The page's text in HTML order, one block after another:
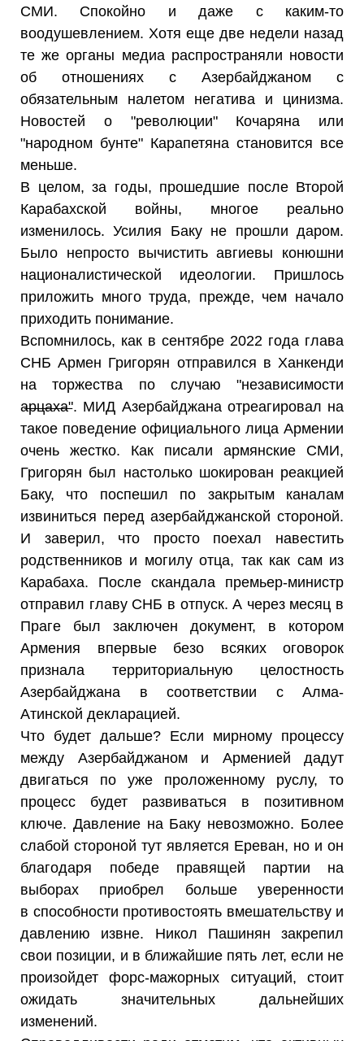
СМИ. Спокойно и даже с каким-то
воодушевлением. Хотя еще две недели назад
те же органы медиа распространяли новости
об отношениях с Азербайджаном с
обязательным налетом негатива и цинизма.
Новостей о "революции" Кочаряна или
"народном бунте" Карапетяна становится все
меньше.
В целом, за годы, прошедшие после Второй
Карабахской войны, многое реально
изменилось. Усилия Баку не прошли даром.
Было непросто вычистить авгиевы конюшни
националистической идеологии. Пришлось
приложить много труда, прежде, чем начало
приходить понимание.
Вспомнилось, как в сентябре 2022 года глава
СНБ Армен Григорян отправился в Ханкенди
на торжества по случаю "независимости
а̶р̶ц̶а̶х̶а̶". МИД Азербайджана отреагировал на
такое поведение официального лица Армении
очень жестко. Как писали армянские СМИ,
Григорян был настолько шокирован реакцией
Баку, что поспешил по закрытым каналам
извиниться перед азербайджанской стороной.
И заверил, что просто поехал навестить
родственников и могилу отца, так как сам из
Карабаха. После скандала премьер-министр
отправил главу СНБ в отпуск. А через месяц в
Праге был заключен документ, в котором
Армения впервые безо всяких оговорок
признала территориальную целостность
Азербайджана в соответствии с Алма-
Атинской декларацией.
Что будет дальше? Если мирному процессу
между Азербайджаном и Арменией дадут
двигаться по уже проложенному руслу, то
процесс будет развиваться в позитивном
ключе. Давление на Баку невозможно. Более
слабой стороной тут является Ереван, но и он
благодаря победе правящей партии на
выборах приобрел больше уверенности
в способности противостоять вмешательству и
давлению извне. Никол Пашинян закрепил
свои позиции, и в ближайшие пять лет, если не
произойдет форс-мажорных ситуаций, стоит
ожидать значительных дальнейших
изменений.